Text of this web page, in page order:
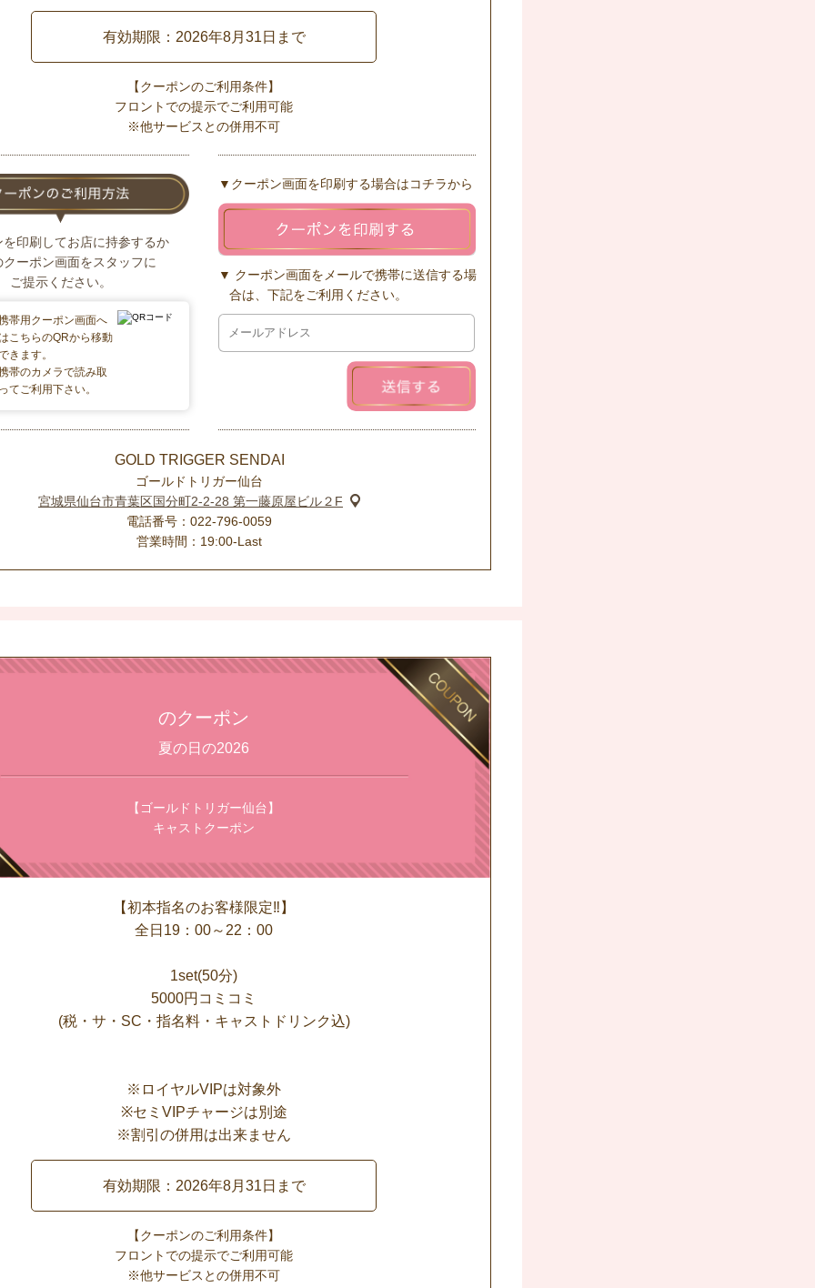
有効期限：2026年8月31日まで
【クーポンのご利用条件】
フロントでの提示でご利用可能
※他サービスとの併用不可
印刷してお店に持参するか
ーポン画面をスタッフに
ご提示ください。
帯用クーポン画面へ
こちらのQRから移動
きます。
帯のカメラで読み取
てご利用下さい。
▼クーポン画面を印刷する場合はコチラから
クーポン画面をメールで携帯に送信する場
合は、下記をご利用ください。
GOLD TRIGGER SENDAI
ゴールドトリガー仙台
宮城県仙台市青葉区国分町2-2-28 第一藤原屋ビル２F
電話番号：022-796-0059
営業時間：19:00-Last
のクーポン
夏の日の2026
【ゴールドトリガー仙台】
キャストクーポン
【初本指名のお客様限定‼】
全日19：00～22：00
1set(50分)
5000円コミコミ
(税・サ・SC・指名料・キャストドリンク込)
※ロイヤルVIPは対象外
※セミVIPチャージは別途
※割引の併用は出来ません
有効期限：2026年8月31日まで
【クーポンのご利用条件】
フロントでの提示でご利用可能
※他サービスとの併用不可